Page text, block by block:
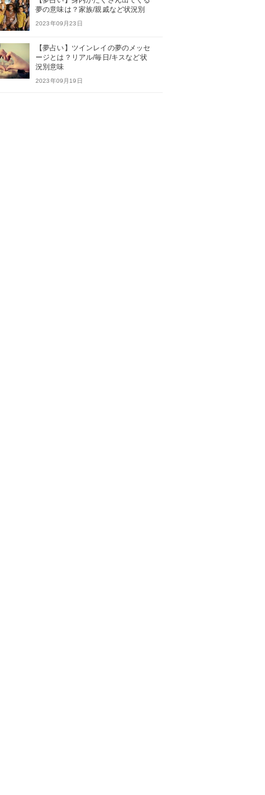
夢の意味は？家族/親戚など状況別
2023年09月23日
【夢占い】ツインレイの夢のメッセ
ージとは？リアル/毎日/キスなど状
況別意味
2023年09月19日